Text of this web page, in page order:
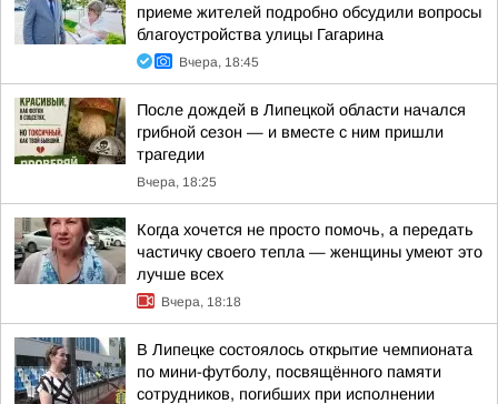
приеме жителей подробно обсудили вопросы
благоустройства улицы Гагарина
Вчера, 18:45
После дождей в Липецкой области начался
грибной сезон — и вместе с ним пришли
трагедии
Вчера, 18:25
Когда хочется не просто помочь, а передать
частичку своего тепла — женщины умеют это
лучше всех
Вчера, 18:18
В Липецке состоялось открытие чемпионата
по мини-футболу, посвящённого памяти
сотрудников, погибших при исполнении